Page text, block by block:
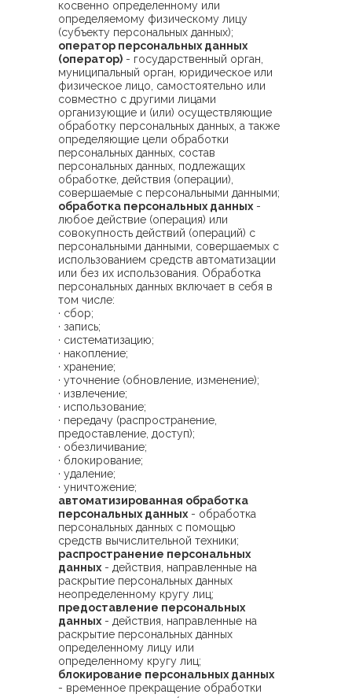
косвенно определенному или
определяемому физическому лицу
(субъекту персональных данных);
оператор персональных данных
(оператор) - государственный орган,
муниципальный орган, юридическое или
физическое лицо, самостоятельно или
совместно с другими лицами
организующие и (или) осуществляющие
обработку персональных данных, а также
определяющие цели обработки
персональных данных, состав
персональных данных, подлежащих
обработке, действия (операции),
совершаемые с персональными данными;
обработка персональных данных -
любое действие (операция) или
совокупность действий (операций) с
персональными данными, совершаемых с
использованием средств автоматизации
или без их использования. Обработка
персональных данных включает в себя в
том числе:
· сбор;
· запись;
· систематизацию;
· накопление;
· хранение;
· уточнение (обновление, изменение);
· извлечение;
· использование;
· передачу (распространение,
предоставление, доступ);
· обезличивание;
· блокирование;
· удаление;
· уничтожение;
автоматизированная обработка
персональных данных - обработка
персональных данных с помощью
средств вычислительной техники;
распространение персональных
данных - действия, направленные на
раскрытие персональных данных
неопределенному кругу лиц;
предоставление персональных
данных - действия, направленные на
раскрытие персональных данных
определенному лицу или
определенному кругу лиц;
блокирование персональных данных
- временное прекращение обработки